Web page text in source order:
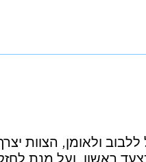
ולאומן, הצוות
ראשון, ועל מנת